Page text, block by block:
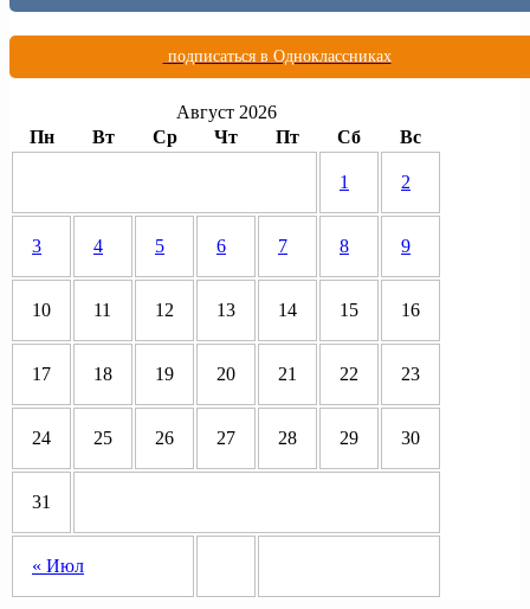
подписаться в Одноклассниках
Август 2026
Пн
Вт Ср Чт Пт Сб Вс
« Июл
1 2
3 4 5 6 7 8 9
10 11 12 13 14 15 16
17 18 19 20 21 22 23
24 25 26 27 28 29 30
31